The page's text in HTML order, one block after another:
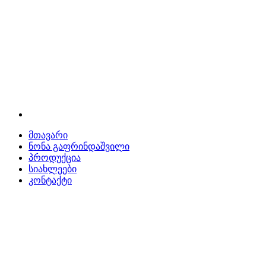
მთავარი
ნონა გაფრინდაშვილი
პროდუქცია
სიახლეები
კონტაქტი